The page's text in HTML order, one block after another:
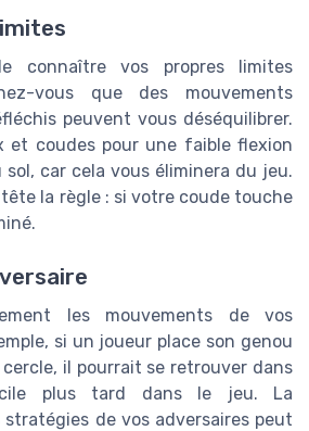
connaître vos propres limites
vous que des mouvements
peuvent vous déséquilibrer.
et coudes pour une faible flexion
car cela vous éliminera du jeu.
la règle : si votre coude touche
les mouvements de vos
si un joueur place son genou
il pourrait se retrouver dans
plus tard dans le jeu. La
stratégies de vos adversaires peut